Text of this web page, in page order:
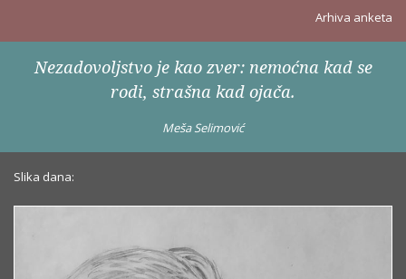
Arhiva anketa
Nezadovoljstvo je kao zver: nemoćna kad se
rodi, strašna kad ojača.
Meša Selimović
Slika dana: